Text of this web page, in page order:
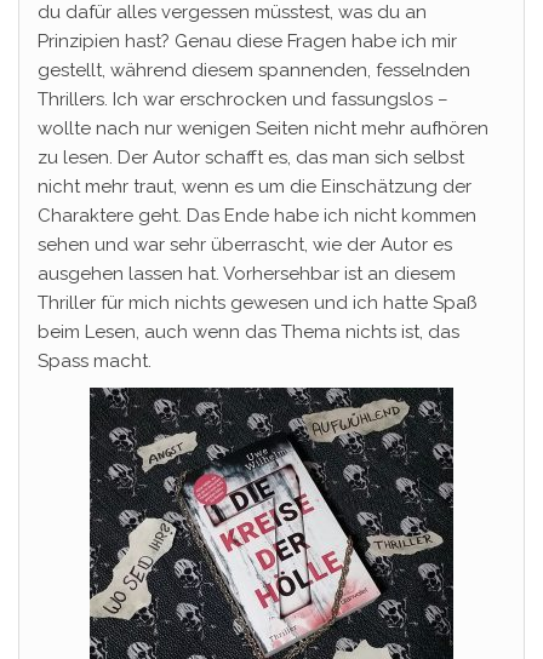
du dafür alles vergessen müsstest, was du an
Prinzipien hast? Genau diese Fragen habe ich mir
gestellt, während diesem spannenden, fesselnden
Thrillers. Ich war erschrocken und fassungslos –
wollte nach nur wenigen Seiten nicht mehr aufhören
zu lesen. Der Autor schafft es, das man sich selbst
nicht mehr traut, wenn es um die Einschätzung der
Charaktere geht. Das Ende habe ich nicht kommen
sehen und war sehr überrascht, wie der Autor es
ausgehen lassen hat. Vorhersehbar ist an diesem
Thriller für mich nichts gewesen und ich hatte Spaß
beim Lesen, auch wenn das Thema nichts ist, das
Spass macht.